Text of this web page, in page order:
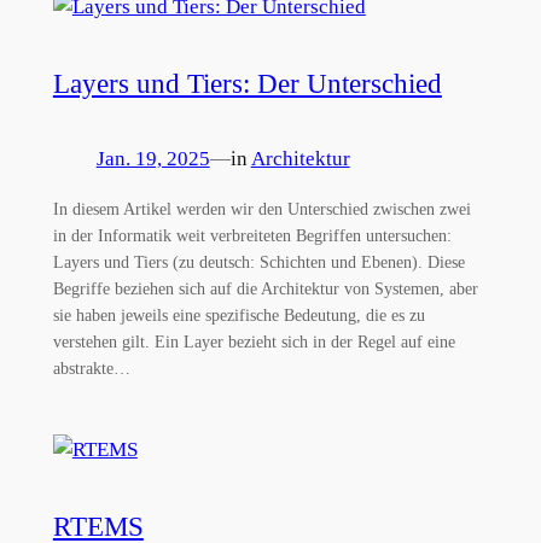
Layers und Tiers: Der Unterschied
Jan. 19, 2025—inArchitektur
In diesem Artikel werden wir den Unterschied zwischen zwei
in der Informatik weit verbreiteten Begriffen untersuchen:
Layers und Tiers (zu deutsch: Schichten und Ebenen). Diese
Begriffe beziehen sich auf die Architektur von Systemen, aber
sie haben jeweils eine spezifische Bedeutung, die es zu
verstehen gilt. Ein Layer bezieht sich in der Regel auf eine
abstrakte…
RTEMS